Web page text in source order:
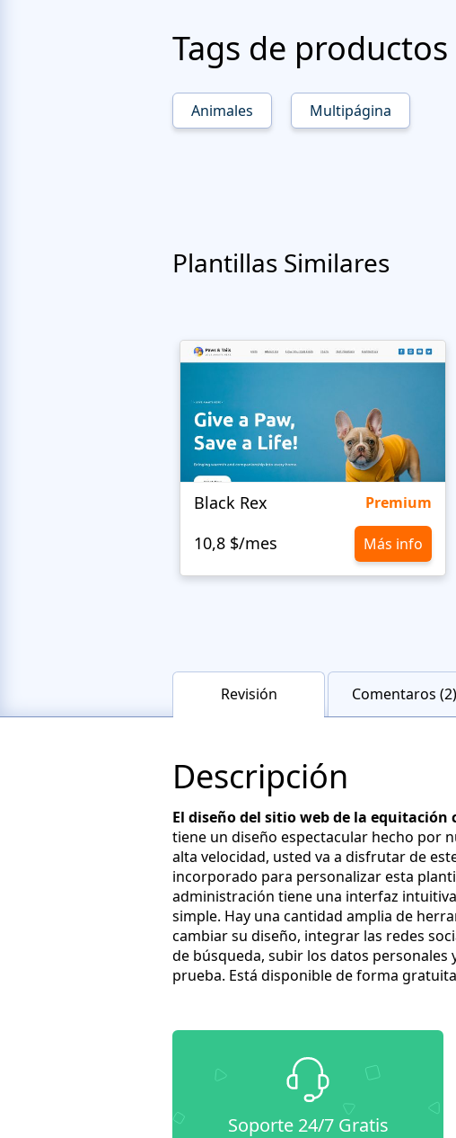
Tags de productos
Animales Multipágina
Plantillas Similares
Black Rex Premium
10,8 $/mes Más info
Revisión Comentaros (2)
Descripción
El diseño del sitio web de la equitación
tiene un diseño espectacular hecho por
alta velocidad, usted va a disfrutar de
incorporado para personalizar esta
administración tiene una interfaz
simple. Hay una cantidad amplia de
cambiar su diseño, integrar las redes
de búsqueda, subir los datos personales
prueba. Está disponible de forma
Soporte 24/7 Gratis